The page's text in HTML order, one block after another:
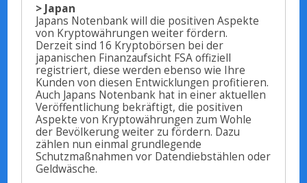
> Japan
Japans Notenbank will die positiven Aspekte
von Kryptowährungen weiter fördern.
Derzeit sind 16 Kryptobörsen bei der
japanischen Finanzaufsicht FSA offiziell
registriert, diese werden ebenso wie Ihre
Kunden von diesen Entwicklungen profitieren.
Auch Japans Notenbank hat in einer aktuellen
Veröffentlichung bekräftigt, die positiven
Aspekte von Kryptowährungen zum Wohle
der Bevölkerung weiter zu fördern. Dazu
zählen nun einmal grundlegende
Schutzmaßnahmen vor Datendiebstählen oder
Geldwäsche.